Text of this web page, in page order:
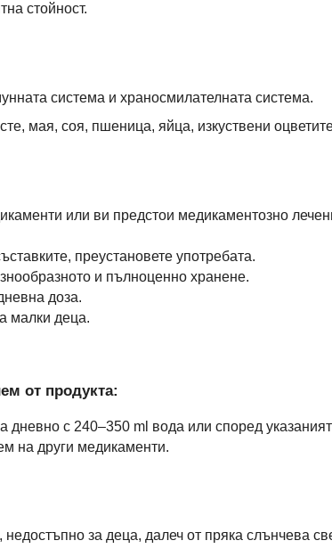
стойност.
система и храносмилателната система.
мая, соя, пшеница, яйца, изкуствени
или ви предстои медикаментозно
преустановете употребата.
и пълноценно хранене.
доза.
малки деца.
от продукта:
дневно с 240–350 ml вода или според
на други медикаменти.
за деца, далеч от пряка слънчева